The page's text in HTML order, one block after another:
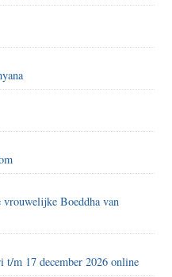
vrouwelijke Boeddha van
t/m 17 december 2026 online